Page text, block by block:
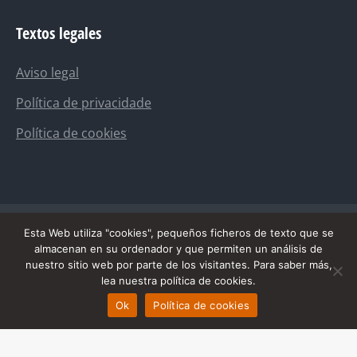
opens
new
window
opens
new
window
opens
new
window
opens
window
window
Textos legales
Aviso legal
Política de privacidade
Política de cookies
menu-es
Esta Web utiliza "cookies", pequeños ficheros de texto que se
almacenan en su ordenador y que permiten un análisis de
nuestro sitio web por parte de los visitantes. Para saber más,
lea nuestra política de cookies.
Ok
Política de cookies